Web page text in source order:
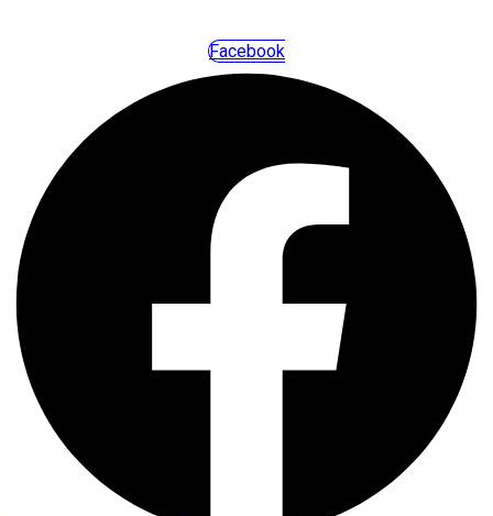
Facebook